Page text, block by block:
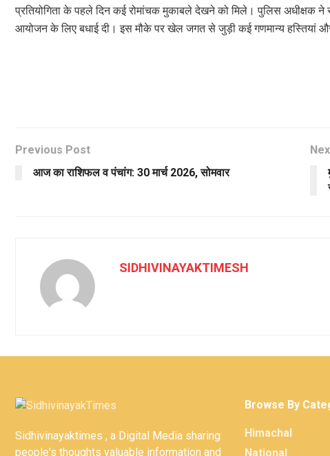
प्रतियोगिता के पहले दिन कई रोमांचक मुकाबले देखने को मिले। पुलिस अधीक्षक
आयोजन के लिए बधाई दी। इस मौके पर खेल जगत से जुड़ी कई गणमान्य हस्तियां और
Previous Post
आज का राशिफल व पंचांग: 30 मार्च 2026, सोमवार
SIDHIVINAYAKTIMESH
Sidhivinayaktimes , a Digital Media sharing
people's thoughts valuable information and
Browse By
Himachal
National